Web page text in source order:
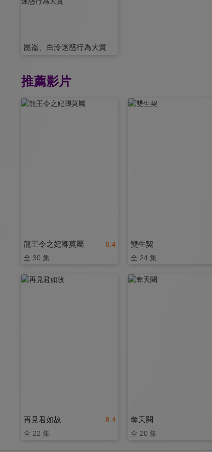
崑崙、白泠迷惑行為大賞
推薦影片
8.4
龍王令之妃卿莫屬
全 30 集
雙生契
全 24 集
8.4
再見君如故
全 22 集
奪天闕
全 20 集